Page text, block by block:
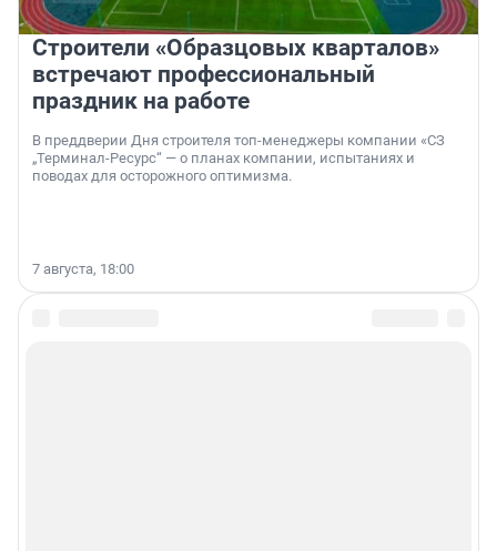
Строители «Образцовых кварталов»
встречают профессиональный
праздник на работе
В преддверии Дня строителя топ-менеджеры компании «СЗ
„Терминал-Ресурс“ — о планах компании, испытаниях и
поводах для осторожного оптимизма.
7 августа, 18:00